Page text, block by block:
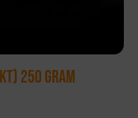
250 GRAM